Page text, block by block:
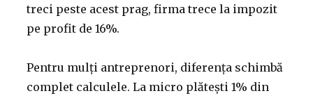
treci peste acest prag, firma trece la impozit
pe profit de 16%.
Pentru mulți antreprenori, diferența schimbă
complet calculele. La micro plătești 1% din